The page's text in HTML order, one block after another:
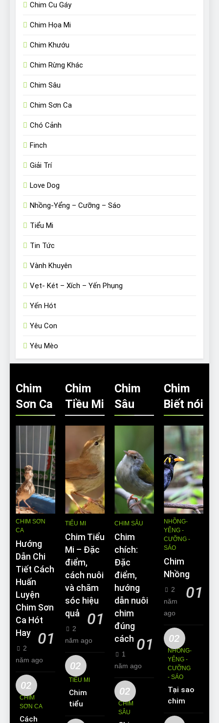
Chim Cu Gáy
Chim Họa Mi
Chim Khướu
Chim Rừng Khác
Chim Sâu
Chim Sơn Ca
Chó Cảnh
Finch
Giải Trí
Love Dog
Nhồng-Yểng – Cưỡng – Sáo
Tiểu Mi
Tin Tức
Vành Khuyên
Vẹt- Két – Xích – Yến Phụng
Yến Hót
Yêu Con
Yêu Mèo
Chim
Sơn Ca
CHIM SƠN
CA
Hướng
Dẫn Chi
Tiết Cách
Huấn
Luyện
Chim Sơn
Ca Hót
Hay
01
2
năm ago
02
CHIM
SƠN CA
Cách
Chim
Tiều Mi
TIỂU MI
Chim Tiểu
Mi – Đặc
điểm,
cách nuôi
và chăm
sóc hiệu
quả
01
2
năm ago
02
TIỂU MI
Chim
tiểu mi
ăn gì?
Chim
Sâu
CHIM SÂU
Chim
chích:
Đặc
điểm,
hướng
dẫn nuôi
chim
đúng
cách 01
1
năm ago
02
CHIM
SÂU
Chim
Biết nói
NHỒNG-
YỂNG -
CƯỠNG -
SÁO
Chim
Nhồng
01
2
năm
ago
02
NHỒNG-
YỂNG -
CƯỠNG
- SÁO
Tại sao
chim
Sáo lại